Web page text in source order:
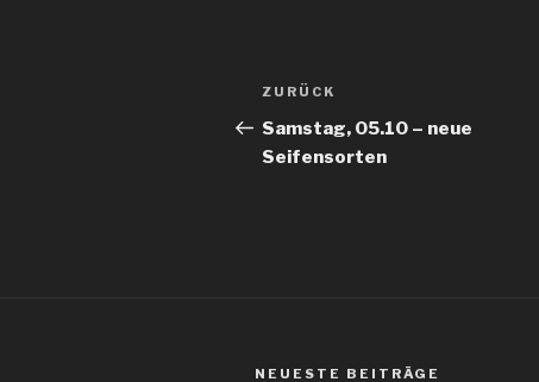
Beitragsnavigation
Vorheriger
Beitrag
ZURÜCK
Samstag, 05.10 – neue
Seifensorten
NEUESTE BEITRÄGE